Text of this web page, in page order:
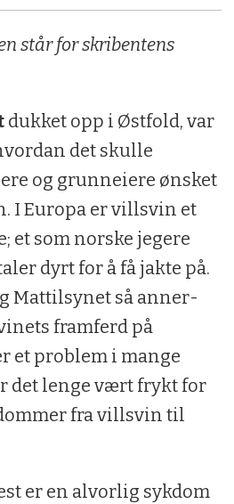
står for skribentens
dukket opp i Østfold, var
det skulle
og grunneiere ønsket
I Europa er villsvin et
et som norske jegere
dyrt for å få jakte på.
Mattilsynet så anner-
framferd på
et problem i mange
det lenge vært frykt for
fra villsvin til
er en alvorlig sykdom